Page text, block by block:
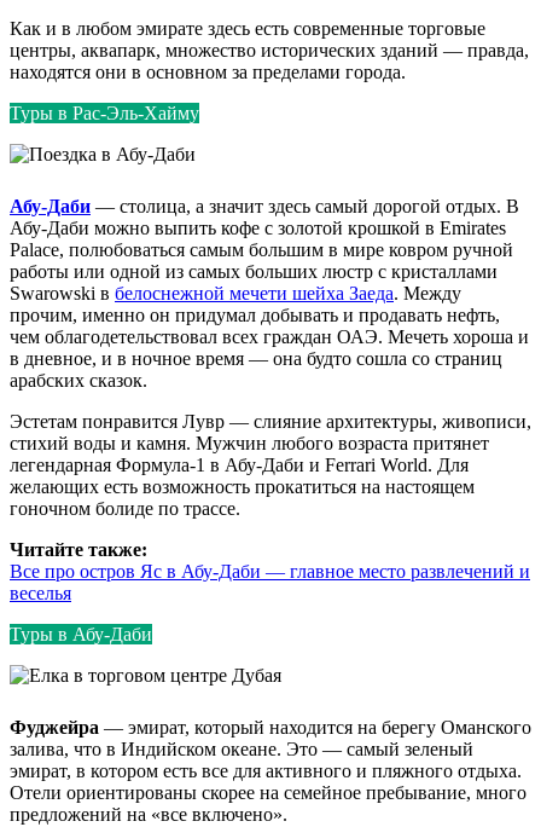
Как и в любом эмирате здесь есть современные торговые
центры, аквапарк, множество исторических зданий — правда,
находятся они в основном за пределами города.
Туры в Рас-Эль-Хайму
Абу-Даби — столица, а значит здесь самый дорогой отдых. В
Абу-Даби можно выпить кофе с золотой крошкой в Emirates
Palace, полюбоваться самым большим в мире ковром ручной
работы или одной из самых больших люстр с кристаллами
Swarowski в белоснежной мечети шейха Заеда. Между
прочим, именно он придумал добывать и продавать нефть,
чем облагодетельствовал всех граждан ОАЭ. Мечеть хороша и
в дневное, и в ночное время — она будто сошла со страниц
арабских сказок.
Эстетам понравится Лувр — слияние архитектуры, живописи,
стихий воды и камня. Мужчин любого возраста притянет
легендарная Формула-1 в Абу-Даби и Ferrari World. Для
желающих есть возможность прокатиться на настоящем
гоночном болиде по трассе.
Читайте также:
Все про остров Яс в Абу-Даби — главное место развлечений и
веселья
Туры в Абу-Даби
Фуджейра — эмират, который находится на берегу Оманского
залива, что в Индийском океане. Это — самый зеленый
эмират, в котором есть все для активного и пляжного отдыха.
Отели ориентированы скорее на семейное пребывание, много
предложений на «все включено».